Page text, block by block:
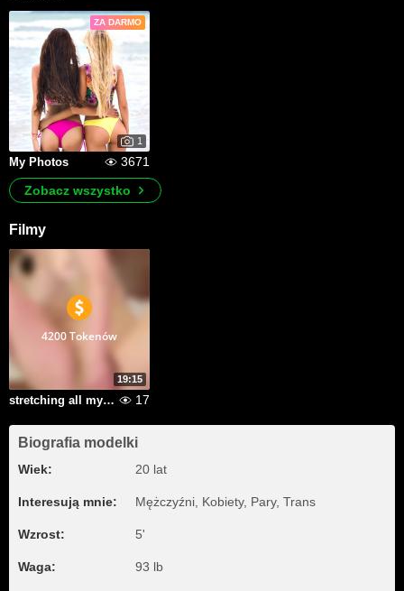
ZA DARMO
1
My Photos
3671
Zobacz wszystko
Filmy
19:15
4200 Tokenów
stretching all my holes hard to get crazy orgazm 17
Biografia modelki
Wiek: 20 lat
Interesują mnie: Mężczyźni, Kobiety, Pary, Trans
Wzrost: 5'
Waga: 93 lb